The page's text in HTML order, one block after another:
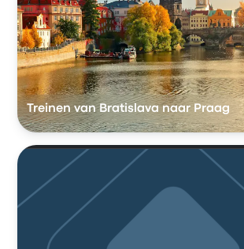
Treinen van Bratislava naar Praag